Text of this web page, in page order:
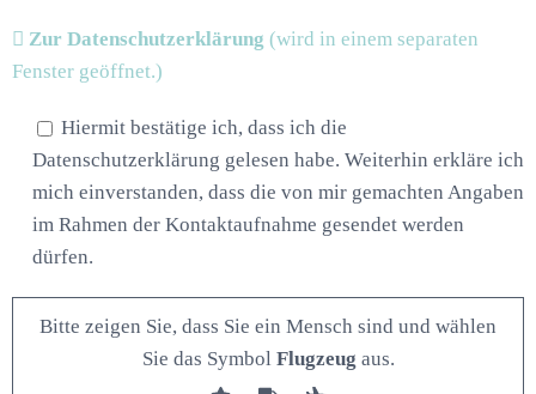
Zur Datenschutzerklärung (wird in einem separaten
Fenster geöffnet.)
Hiermit bestätige ich, dass ich die
Datenschutzerklärung gelesen habe. Weiterhin erkläre ich
mich einverstanden, dass die von mir gemachten Angaben
im Rahmen der Kontaktaufnahme gesendet werden
dürfen.
Bitte zeigen Sie, dass Sie ein Mensch sind und wählen
Sie das Symbol Flugzeug aus.